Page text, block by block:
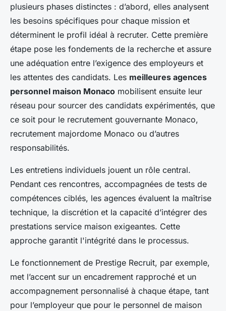
plusieurs phases distinctes : d’abord, elles analysent
les besoins spécifiques pour chaque mission et
déterminent le profil idéal à recruter. Cette première
étape pose les fondements de la recherche et assure
une adéquation entre l’exigence des employeurs et
les attentes des candidats. Les meilleures agences
personnel maison Monaco mobilisent ensuite leur
réseau pour sourcer des candidats expérimentés, que
ce soit pour le recrutement gouvernante Monaco,
recrutement majordome Monaco ou d’autres
responsabilités.
Les entretiens individuels jouent un rôle central.
Pendant ces rencontres, accompagnées de tests de
compétences ciblés, les agences évaluent la maîtrise
technique, la discrétion et la capacité d’intégrer des
prestations service maison exigeantes. Cette
approche garantit l'intégrité dans le processus.
Le fonctionnement de Prestige Recruit, par exemple,
met l’accent sur un encadrement rapproché et un
accompagnement personnalisé à chaque étape, tant
pour l’employeur que pour le personnel de maison